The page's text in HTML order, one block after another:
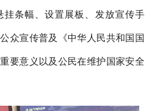
条幅、设置展板、发放宣传手
众宣传普及《中华人民共和国国
要意义以及公民在维护国家安全